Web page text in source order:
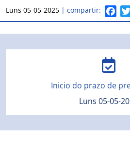
Luns 05-05-2025 | compartir:
a
c
k
Inicio do prazo de
Luns 05-05-